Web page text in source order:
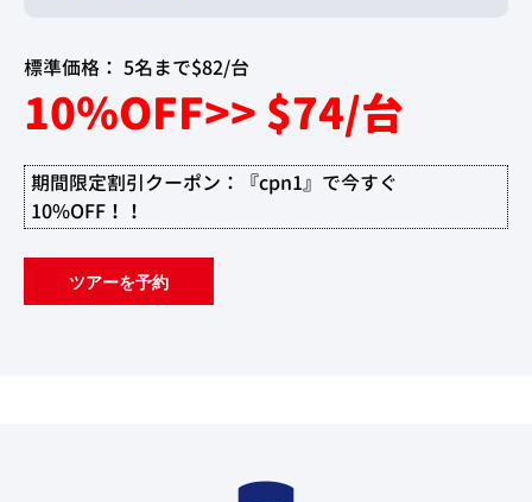
標準価格： 5名まで$82/台
10％OFF>> $74/台
期間限定割引クーポン：『cpn1』で今すぐ
10%OFF！！
ツアーを予約